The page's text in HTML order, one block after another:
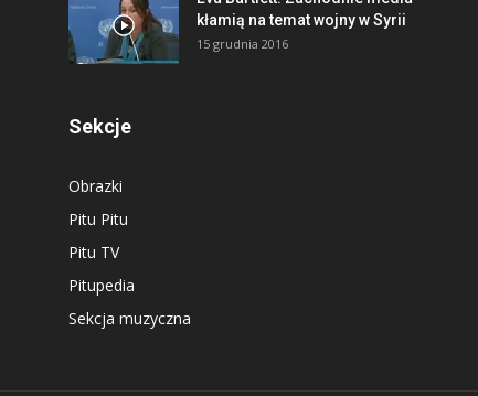
kłamią na temat wojny w Syrii
15 grudnia 2016
Sekcje
Obrazki
Pitu Pitu
Pitu TV
Pitupedia
Sekcja muzyczna